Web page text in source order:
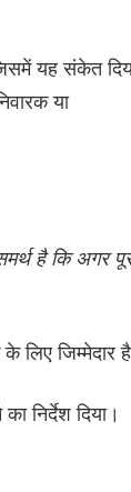
यह संकेत
या
है कि अगर
लिए जिम्मेदार
निर्देश दिया।